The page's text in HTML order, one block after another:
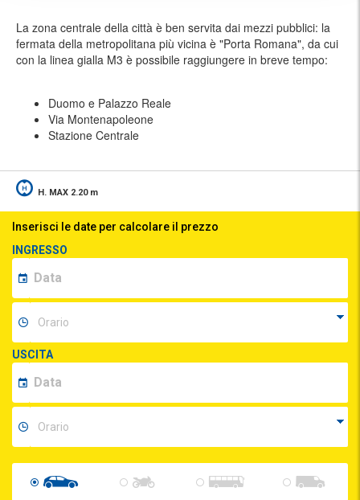
La zona centrale della città è ben servita dai mezzi pubblici: la
fermata della metropolitana più vicina è "Porta Romana", da cui
con la linea gialla M3 è possibile raggiungere in breve tempo:
Duomo e Palazzo Reale
Via Montenapoleone
Stazione Centrale
H. MAX 2.20 m
Inserisci le date per calcolare il prezzo
INGRESSO
USCITA